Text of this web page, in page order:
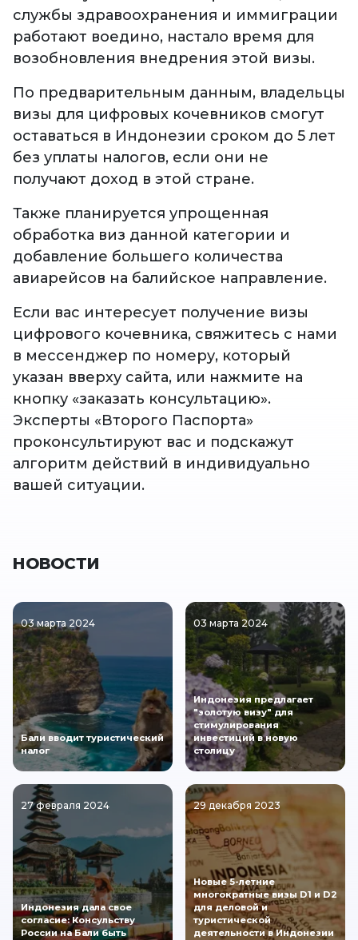
службы здравоохранения и иммиграции
работают воедино, настало время для
возобновления внедрения этой визы.
По предварительным данным, владельцы
визы для цифровых кочевников смогут
оставаться в Индонезии сроком до 5 лет
без уплаты налогов, если они не
получают доход в этой стране.
Также планируется упрощенная
обработка виз данной категории и
добавление большего количества
авиарейсов на балийское направление.
Если вас интересует получение визы
цифрового кочевника, свяжитесь с нами
в мессенджер по номеру, который
указан вверху сайта, или нажмите на
кнопку «заказать консультацию».
Эксперты «Второго Паспорта»
проконсультируют вас и подскажут
алгоритм действий в индивидуально
вашей ситуации.
НОВОСТИ
03 марта 2024
Бали вводит туристический
налог
03 марта 2024
Индонезия предлагает
"золотую визу" для
стимулирования
инвестиций в новую
столицу
27 февраля 2024
Индонезия дала свое
согласие: Консульству
России на Бали быть
29 декабря 2023
Новые 5-летние
многократные визы D1 и D2
для деловой и
туристической
деятельности в Индонезии